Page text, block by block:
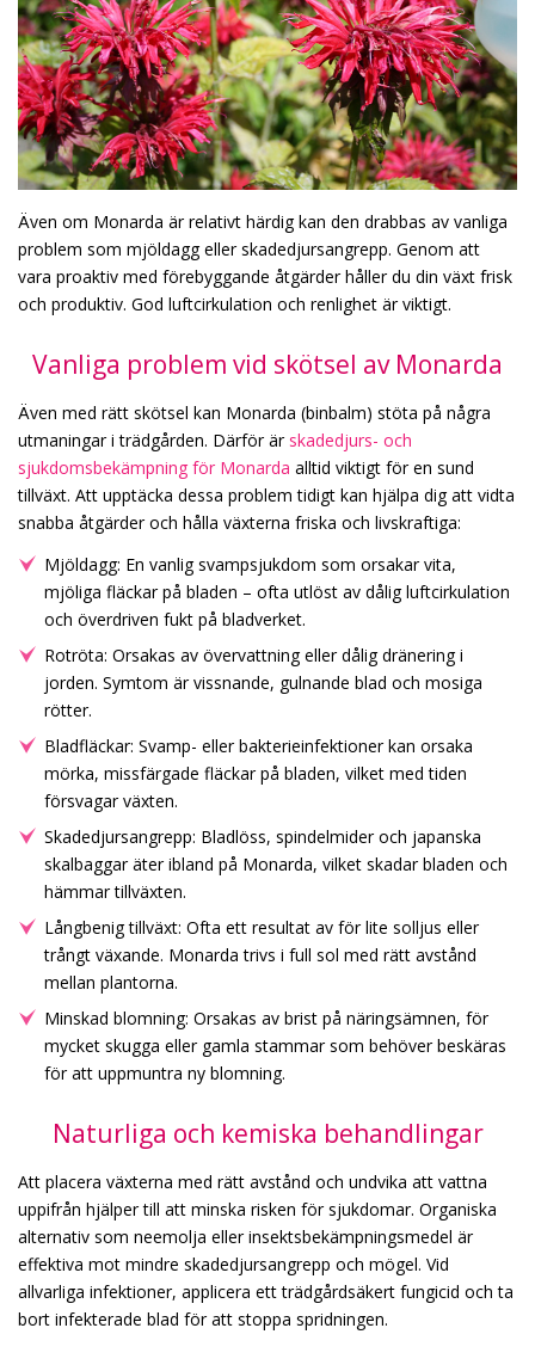
Även om Monarda är relativt härdig kan den drabbas av vanliga
problem som mjöldagg eller skadedjursangrepp. Genom att
vara proaktiv med förebyggande åtgärder håller du din växt frisk
och produktiv. God luftcirkulation och renlighet är viktigt.
Vanliga problem vid skötsel av Monarda
Även med rätt skötsel kan Monarda (binbalm) stöta på några
utmaningar i trädgården. Därför är skadedjurs- och
sjukdomsbekämpning för Monarda alltid viktigt för en sund
tillväxt. Att upptäcka dessa problem tidigt kan hjälpa dig att vidta
snabba åtgärder och hålla växterna friska och livskraftiga:
Mjöldagg: En vanlig svampsjukdom som orsakar vita,
mjöliga fläckar på bladen – ofta utlöst av dålig luftcirkulation
och överdriven fukt på bladverket.
Rotröta: Orsakas av övervattning eller dålig dränering i
jorden. Symtom är vissnande, gulnande blad och mosiga
rötter.
Bladfläckar: Svamp- eller bakterieinfektioner kan orsaka
mörka, missfärgade fläckar på bladen, vilket med tiden
försvagar växten.
Skadedjursangrepp: Bladlöss, spindelmider och japanska
skalbaggar äter ibland på Monarda, vilket skadar bladen och
hämmar tillväxten.
Långbenig tillväxt: Ofta ett resultat av för lite solljus eller
trångt växande. Monarda trivs i full sol med rätt avstånd
mellan plantorna.
Minskad blomning: Orsakas av brist på näringsämnen, för
mycket skugga eller gamla stammar som behöver beskäras
för att uppmuntra ny blomning.
Naturliga och kemiska behandlingar
Att placera växterna med rätt avstånd och undvika att vattna
uppifrån hjälper till att minska risken för sjukdomar. Organiska
alternativ som neemolja eller insektsbekämpningsmedel är
effektiva mot mindre skadedjursangrepp och mögel. Vid
allvarliga infektioner, applicera ett trädgårdsäkert fungicid och ta
bort infekterade blad för att stoppa spridningen.